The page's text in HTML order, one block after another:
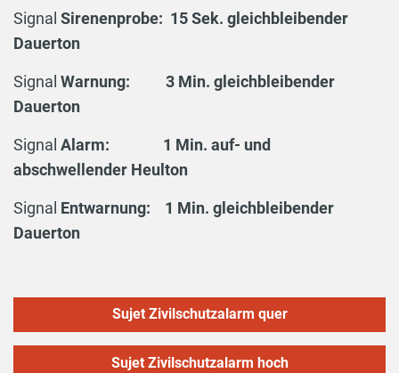
Signal Sirenenprobe: 15 Sek. gleichbleibender
Dauerton
Signal Warnung: 3 Min. gleichbleibender
Dauerton
Signal Alarm: 1 Min. auf- und
abschwellender Heulton
Signal Entwarnung: 1 Min. gleichbleibender
Dauerton
Sujet Zivilschutzalarm quer
Sujet Zivilschutzalarm hoch